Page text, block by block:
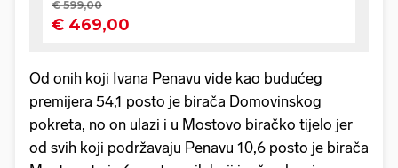
Od onih koji Ivana Penavu vide kao budućeg
premijera 54,1 posto je birača Domovinskog
pokreta, no on ulazi i u Mostovo biračko tijelo jer
od svih koji podržavaju Penavu 10,6 posto je birača